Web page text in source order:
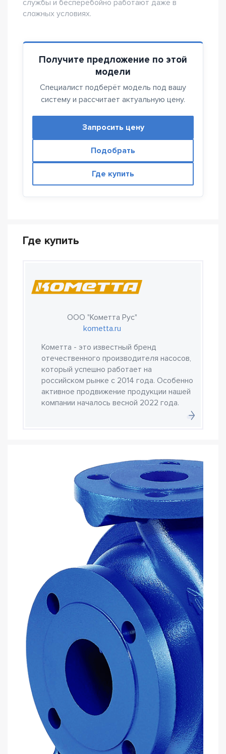
службы и бесперебойно работают даже в
сложных условиях.
Получите предложение по этой
модели
Специалист подберёт модель под вашу
систему и рассчитает актуальную цену.
Запросить цену
Подобрать
Где купить
Где купить
ООО "Кометта Рус"
kometta.ru
Кометта - это известный бренд
отечественного производителя насосов,
который успешно работает на
российском рынке с 2014 года. Особенно
активное продвижение продукции нашей
компании началось весной 2022 года.